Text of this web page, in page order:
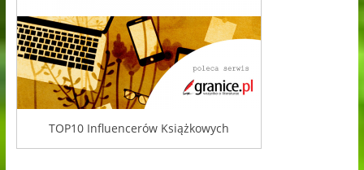
TOP10 Influencerów Książkowych